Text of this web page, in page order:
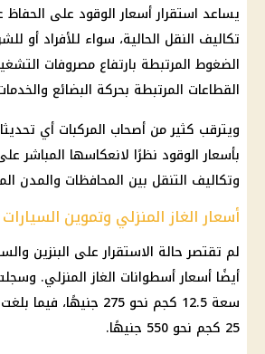
يساعد استقرار أسعار الوقود على
تكاليف النقل الحالية، سواء للأفراد أو
الضغوط المرتبطة بارتفاع مصروفات
القطاعات المرتبطة بحركة البضائع
ويترقب كثير من أصحاب المركبات أي
بأسعار الوقود نظرًا لانعكاسها المباشر
وتكاليف التنقل بين المحافظات والمدن
أسعار الغاز المنزلي وتموين السيارات
لم تقتصر حالة الاستقرار على البنزين
أيضًا أسعار أسطوانات الغاز المنزلي.
سعة 12.5 كجم نحو 275
25 كجم نحو 550 جنيهًا.